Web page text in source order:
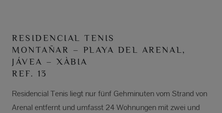
RESIDENCIAL TENIS
MONTAÑAR – PLAYA DEL ARENAL,
JÁVEA – XÀBIA
REF. 13
Residencial Tenis liegt nur fünf Gehminuten vom Strand von
Arenal entfernt und umfasst 24 Wohnungen mit zwei und